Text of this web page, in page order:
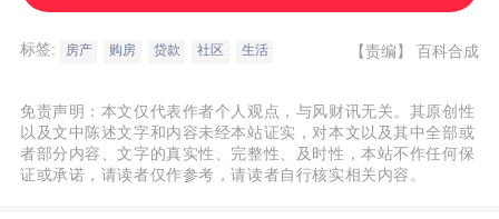
原件及复印件（按揭买房者提供）还款证明
明）。 8、《门牌号证明》（建议先在小区
物管处开具《入住证明》，再到房屋所在地
标签: 房产 购房 贷款 社区 生活 【责编】 百科合成
免责声明：本文仅代表作者个人观点，与风财讯无关。其原创性
以及文中陈述文字和内容未经本站证实，对本文以及其中全部或
者部分内容、文字的真实性、完整性、及时性，本站不作任何保
证或承诺，请读者仅作参考，请读者自行核实相关内容。